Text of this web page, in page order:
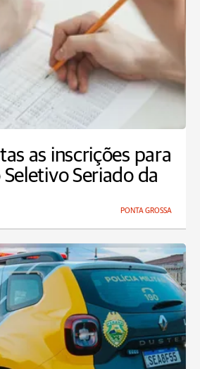
as inscrições para
Seriado da
PONTA GROSSA